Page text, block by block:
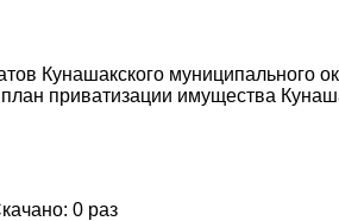
Кунашакского муниципального
приватизации имущества
0 раз